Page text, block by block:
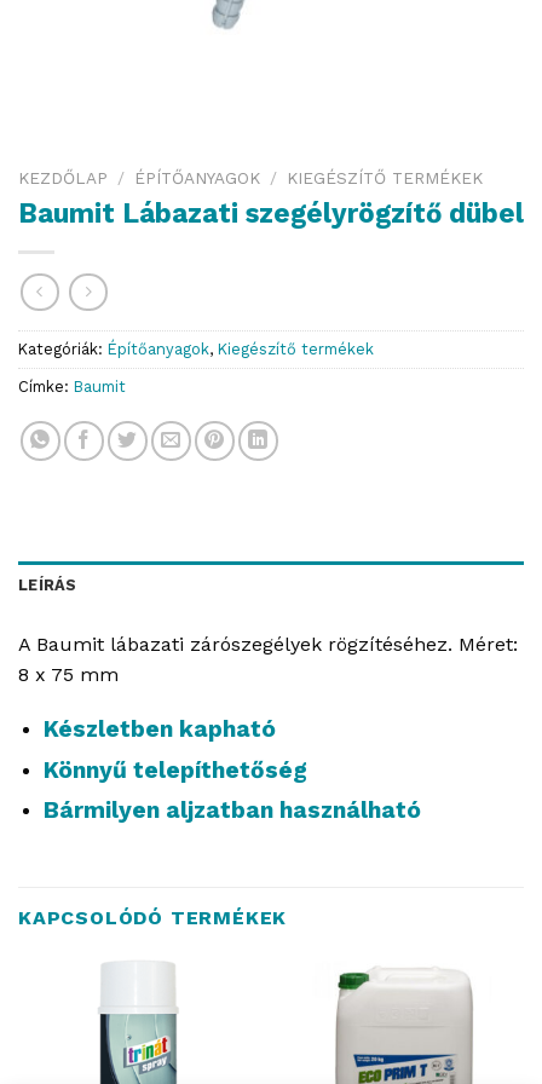
KEZDŐLAP / ÉPÍTŐANYAGOK / KIEGÉSZÍTŐ TERMÉKEK
Baumit Lábazati szegélyrögzítő dübel
Kategóriák: Építőanyagok, Kiegészítő termékek
Címke: Baumit
LEÍRÁS
A Baumit lábazati zárószegélyek rögzítéséhez. Méret:
8 x 75 mm
Készletben kapható
Könnyű telepíthetőség
Bármilyen aljzatban használható
KAPCSOLÓDÓ TERMÉKEK